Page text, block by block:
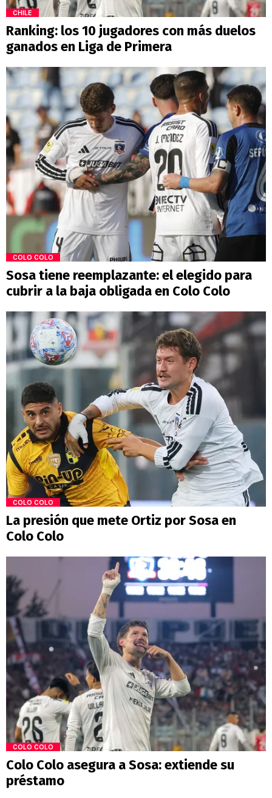
CHILE
Ranking: los 10 jugadores con más duelos
ganados en Liga de Primera
COLO COLO
Sosa tiene reemplazante: el elegido para
cubrir a la baja obligada en Colo Colo
COLO COLO
La presión que mete Ortiz por Sosa en
Colo Colo
COLO COLO
Colo Colo asegura a Sosa: extiende su
préstamo